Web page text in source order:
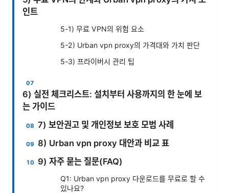
인트
5-1) 무료 VPN의 위험 요소
5-2) Urban vpn proxy의 가격대와 가치 판단
5-3) 프라이버시 관리 팁
6) 실전 체크리스트: 설치부터 사용까지의 한 눈에 보
는 가이드
7) 보안권고 및 개인정보 보호 모범 사례
8) Urban vpn proxy 대안과 비교 표
9) 자주 묻는 질문(FAQ)
Q1: Urban vpn proxy 다운로드를 무료로 할 수
있나요?